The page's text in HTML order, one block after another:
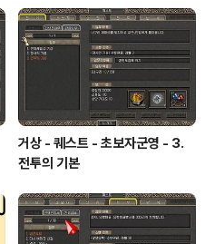
거상 - 퀘스트 - 초보자군영 - 3.
전투의 기본